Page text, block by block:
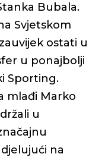
Bubala.
Svjetskom
ostati u
u ponajbolji
Sporting.
mlađi Marko
u
na